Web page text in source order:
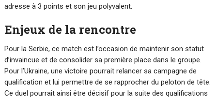
adresse à 3 points et son jeu polyvalent.
Enjeux de la rencontre
Pour la Serbie, ce match est l’occasion de maintenir son statut
d’invaincue et de consolider sa première place dans le groupe.
Pour l’Ukraine, une victoire pourrait relancer sa campagne de
qualification et lui permettre de se rapprocher du peloton de tête.
Ce duel pourrait ainsi être décisif pour la suite des qualifications